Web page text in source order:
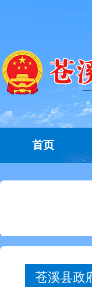
首页
苍溪县政